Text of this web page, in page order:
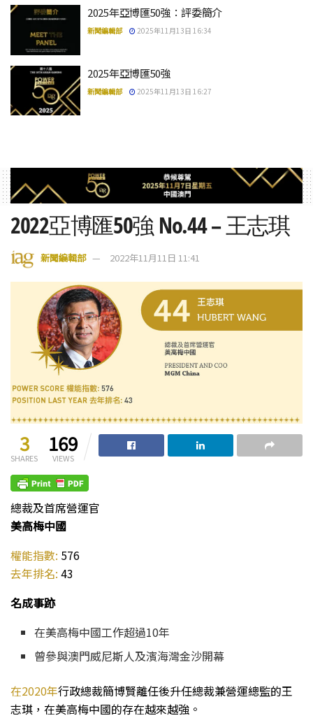
2025年亞博匯50強：評委簡介
新聞編輯部 2025年11月13日 16:34
2025年亞博匯50強
新聞編輯部 2025年11月13日 16:27
2022亞博匯50強 No.44 – 王志琪
新聞編輯部 2022年11月11日 11:41
3
SHARES
169
VIEWS
總裁及首席營運官
美高梅中國
權能指數: 576
去年排名: 43
名成事跡
在美高梅中國工作超過10年
曾參與澳門威尼斯人及濱海灣金沙開幕
在2020年行政總裁簡博賢離任後升任總裁兼營運總監的王
志琪，在美高梅中國的存在越來越強。